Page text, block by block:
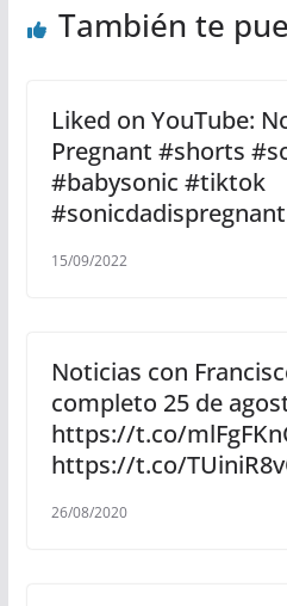
También te
Liked on YouTube:
Pregnant #shorts
#babysonic #tiktok
15/09/2022
Noticias con
completo 25 de
https://t.co/
https://t.co/
26/08/2020